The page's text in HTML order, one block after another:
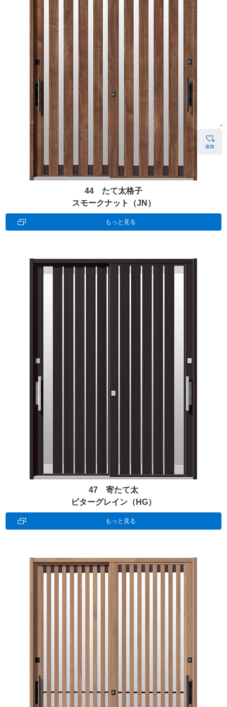
44 たて太格子
スモークナット（JN）
もっと見る
47 寄たて太
ビターグレイン（HG）
もっと見る